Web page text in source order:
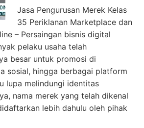
Jasa Pengurusan Merek Kelas
35 Periklanan Marketplace dan
– Persaingan bisnis digital
pelaku usaha telah
besar untuk promosi di
sosial, hingga berbagai platform
lupa melindungi identitas
nama merek yang telah dikenal
lebih dahulu oleh pihak